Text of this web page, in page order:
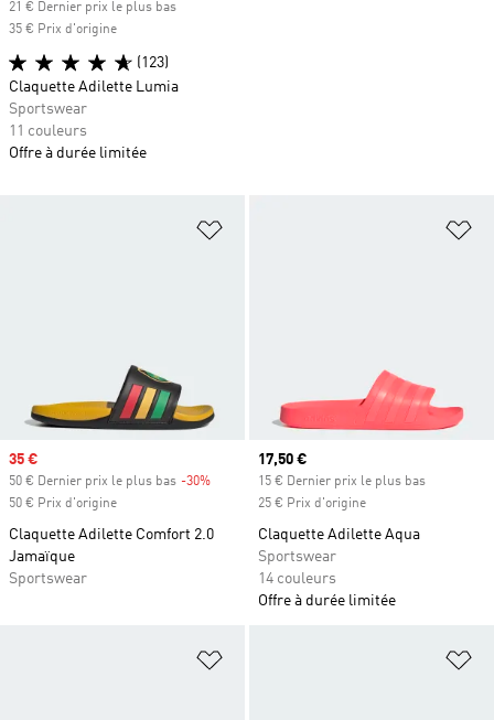
Ajouter à la Liste de produits
Prix soldé
35 €
50 € Dernier prix le plus bas -30%
50 € Prix d'origine
Claquette Adilette Comfort 2.0
Jamaïque
Sportswear
Prix actuel
17,50 €
15 € Dernier prix le plus bas
25 € Prix d'origine
Claquette Adilette Aqua
Sportswear
14 couleurs
Offre à durée limitée
Ajouter à la Liste de produits
21 € Dernier prix le plus bas
35 € Prix d'origine
(123)
Claquette Adilette Lumia
Sportswear
11 couleurs
Offre à durée limitée